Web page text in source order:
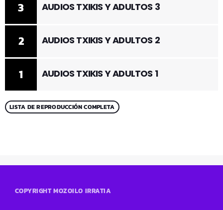
1 AUDIOS TXIKIS Y ADULTOS 1
2 AUDIOS TXIKIS Y ADULTOS 2
3 AUDIOS TXIKIS Y ADULTOS 3
LISTA DE REPRODUCCIÓN COMPLETA
COPYRIGHT MOZOILO IRRATIA